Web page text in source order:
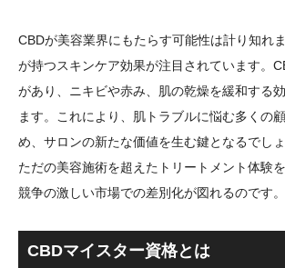
CBDが美容業界にもたらす可能性は計り知れ
が持つスキンケア効果が注目されています。
があり、ニキビや赤み、肌の乾燥を緩和する
ます。これにより、肌トラブルに悩む多くの
め、サロンの新たな価値を生む鍵となるでし
ただの美容施術を超えたトリートメント体験
競争の激しい市場での差別化が図れるのです。
CBDマイスター資格とは